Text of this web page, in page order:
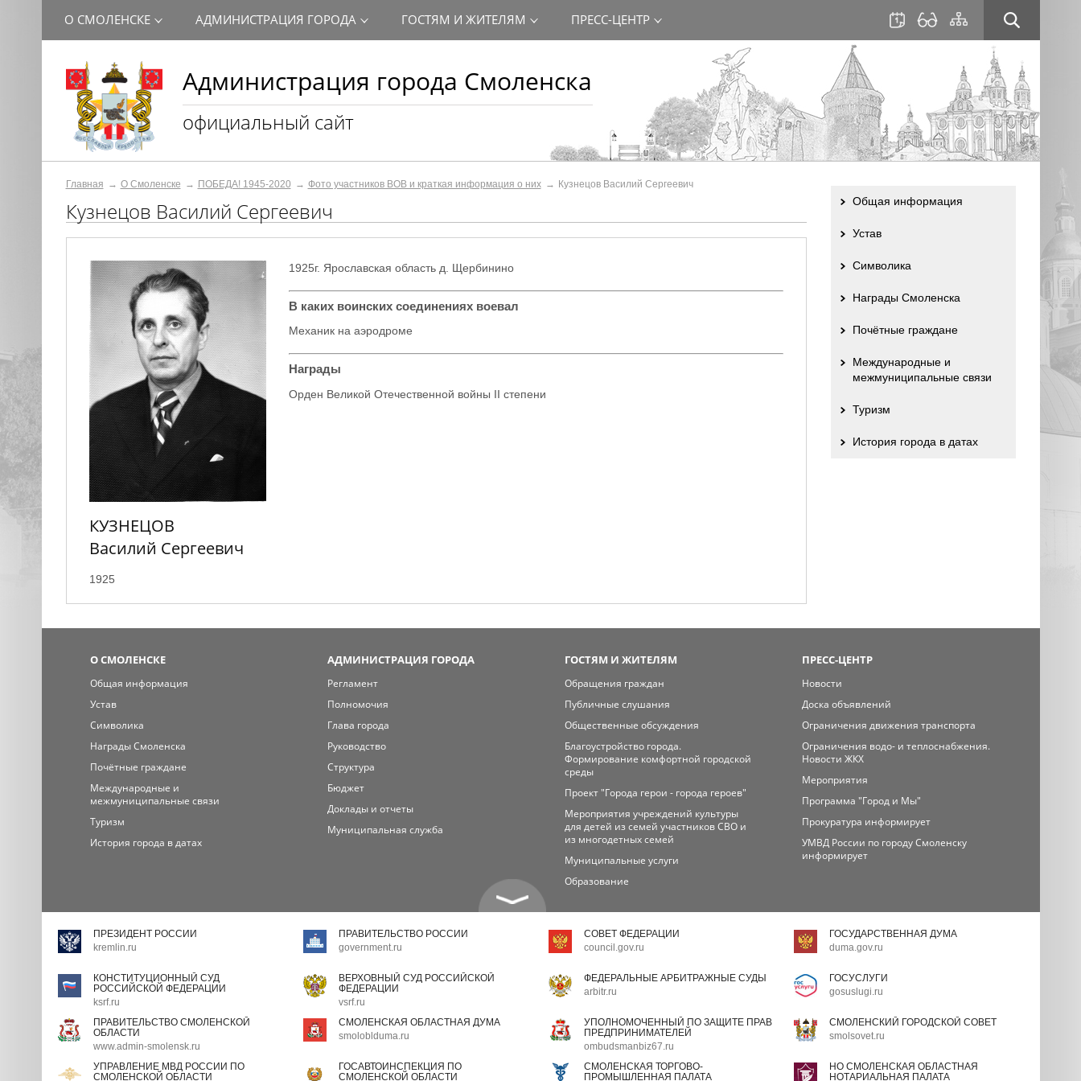
Администрация города Смоленска
официальный сайт
О СМОЛЕНСКЕ АДМИНИСТРАЦИЯ ГОРОДА ГОСТЯМ И ЖИТЕЛЯМ ПРЕСС-ЦЕНТР
Главная О Смоленске ПОБЕДА! 1945-2020 Фото участников ВОВ и краткая информация о них Кузнецов Василий Сергеевич
Кузнецов Василий Сергеевич
КУЗНЕЦОВ
Василий Сергеевич
1925
1925г. Ярославская область д. Щербинино
В каких воинских соединениях воевал
Механик на аэродроме
Награды
Орден Великой Отечественной войны II степени
Общая информация
Устав
Символика
Награды Смоленска
Почётные граждане
Международные и
межмуниципальные связи
Туризм
История города в датах
О СМОЛЕНСКЕ
Общая информация
Устав
Символика
Награды Смоленска
Почётные граждане
Международные и
межмуниципальные связи
Туризм
История города в датах
АДМИНИСТРАЦИЯ ГОРОДА
Регламент
Полномочия
Глава города
Руководство
Структура
Бюджет
Доклады и отчеты
Муниципальная служба
ГОСТЯМ И ЖИТЕЛЯМ
Обращения граждан
Публичные слушания
Общественные обсуждения
Благоустройство города.
Формирование комфортной городской
среды
Проект "Города герои - города героев"
Мероприятия учреждений культуры
для детей из семей участников СВО и
из многодетных семей
Муниципальные услуги
Образование
ПРЕСС-ЦЕНТР
Новости
Доска объявлений
Ограничения движения транспорта
Ограничения водо- и теплоснабжения.
Новости ЖКХ
Мероприятия
Программа "Город и Мы"
Прокуратура информирует
УМВД России по городу Смоленску
информирует
ПРЕЗИДЕНТ РОССИИ
kremlin.ru
ПРАВИТЕЛЬСТВО РОССИИ
government.ru
СОВЕТ ФЕДЕРАЦИИ
council.gov.ru
ГОСУДАРСТВЕННАЯ ДУМА
duma.gov.ru
КОНСТИТУЦИОННЫЙ СУД
РОССИЙСКОЙ ФЕДЕРАЦИИ
ksrf.ru
ВЕРХОВНЫЙ СУД РОССИЙСКОЙ
ФЕДЕРАЦИИ
vsrf.ru
ФЕДЕРАЛЬНЫЕ АРБИТРАЖНЫЕ СУДЫ
arbitr.ru
ГОСУСЛУГИ
gosuslugi.ru
ПРАВИТЕЛЬСТВО СМОЛЕНСКОЙ
ОБЛАСТИ
www.admin-smolensk.ru
СМОЛЕНСКАЯ ОБЛАСТНАЯ ДУМА
smoloblduma.ru
УПОЛНОМОЧЕННЫЙ ПО ЗАЩИТЕ ПРАВ
ПРЕДПРИНИМАТЕЛЕЙ
ombudsmanbiz67.ru
СМОЛЕНСКИЙ ГОРОДСКОЙ СОВЕТ
smolsovet.ru
УПРАВЛЕНИЕ МВД РОССИИ ПО
СМОЛЕНСКОЙ ОБЛАСТИ
ГОСАВТОИНСПЕКЦИЯ ПО
СМОЛЕНСКОЙ ОБЛАСТИ
СМОЛЕНСКАЯ ТОРГОВО-
ПРОМЫШЛЕННАЯ ПАЛАТА
НО СМОЛЕНСКАЯ ОБЛАСТНАЯ
НОТАРИАЛЬНАЯ ПАЛАТА